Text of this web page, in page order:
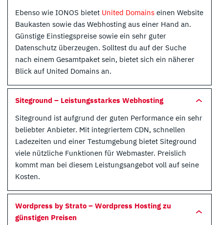
Ebenso wie IONOS bietet United Domains einen Website
Baukasten sowie das Webhosting aus einer Hand an.
Günstige Einstiegspreise sowie ein sehr guter
Datenschutz überzeugen. Solltest du auf der Suche
nach einem Gesamtpaket sein, bietet sich ein näherer
Blick auf United Domains an.
Siteground – Leistungsstarkes Webhosting
Siteground ist aufgrund der guten Performance ein sehr
beliebter Anbieter. Mit integriertem CDN, schnellen
Ladezeiten und einer Testumgebung bietet Siteground
viele nützliche Funktionen für Webmaster. Preislich
kommt man bei diesem Leistungsangebot voll auf seine
Kosten.
Wordpress by Strato – Wordpress Hosting zu
günstigen Preisen